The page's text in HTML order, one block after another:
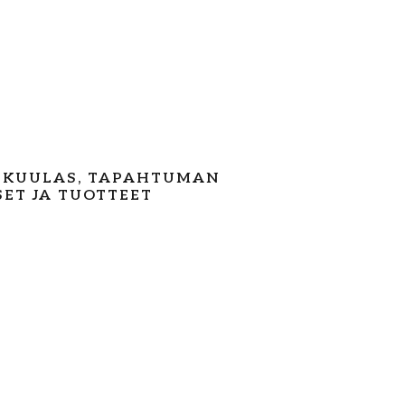
TAPAHTUMAN
JA TUOTTEET